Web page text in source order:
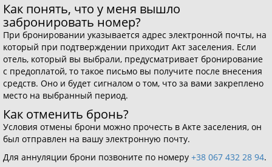
Как понять, что у меня вышло
забронировать номер?
При бронировании указывается адрес электронной почты, на
который при подтверждении приходит Акт заселения. Если
отель, который вы выбрали, предусматривает бронирование
с предоплатой, то такое письмо вы получите после внесения
средств. Оно и будет сигналом о том, что за вами закреплено
место на выбранный период.
Как отменить бронь?
Условия отмены брони можно прочесть в Акте заселения, он
был отправлен на вашу электронную почту.
Для аннуляции брони позвоните по номеру +38 067 432 28 94.